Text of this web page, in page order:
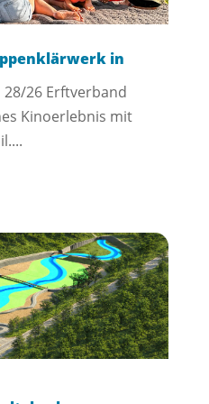
in
28/26 Erftverband
Kinoerlebnis mit